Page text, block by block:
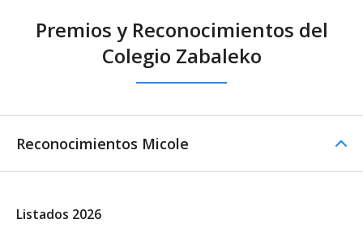
Comedor - Catering
Premios y Reconocimientos del
Colegio Zabaleko
Reconocimientos Micole
Listados 2026